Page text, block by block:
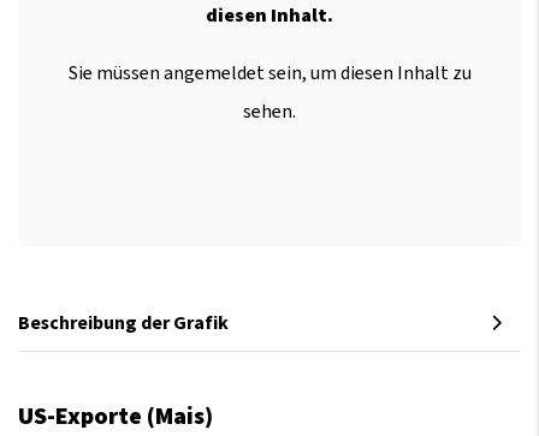
diesen Inhalt.
Sie müssen angemeldet sein, um diesen Inhalt zu
sehen.
Beschreibung der Grafik
US-Exporte (Mais)